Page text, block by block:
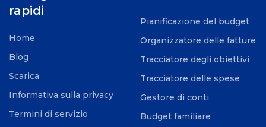
rapidi
Home
Blog
Scarica
Informativa sulla privacy
Termini di servizio
Pianificazione del budget
Organizzatore delle fatture
Tracciatore degli obiettivi
Tracciatore delle spese
Gestore di conti
Budget familiare